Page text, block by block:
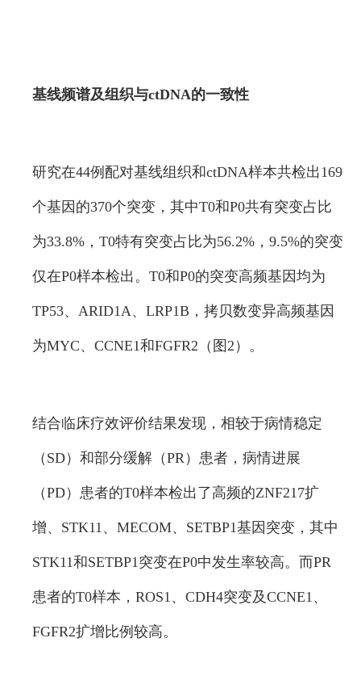
基线频谱及组织与ctDNA的一致性
研究在44例配对基线组织和ctDNA样本共检出169
个基因的370个突变，其中T0和P0共有突变占比
为33.8%，T0特有突变占比为56.2%，9.5%的突变
仅在P0样本检出。T0和P0的突变高频基因均为
TP53、ARID1A、LRP1B，拷贝数变异高频基因
为MYC、CCNE1和FGFR2（图2）。
结合临床疗效评价结果发现，相较于病情稳定
（SD）和部分缓解（PR）患者，病情进展
（PD）患者的T0样本检出了高频的ZNF217扩
增、STK11、MECOM、SETBP1基因突变，其中
STK11和SETBP1突变在P0中发生率较高。而PR
患者的T0样本，ROS1、CDH4突变及CCNE1、
FGFR2扩增比例较高。